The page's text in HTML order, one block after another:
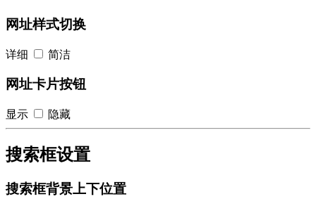
网址样式切换
详细 简洁
网址卡片按钮
显示 隐藏
搜索框设置
搜索框背景上下位置